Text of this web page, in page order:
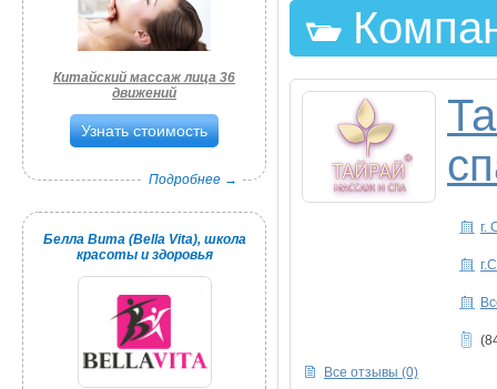
Китайский массаж лица 36
движений
Узнать стоимость
Подробнее →
Белла Вита (Bella Vita), школа
красоты и здоровья
г.
Все отзывы (0)